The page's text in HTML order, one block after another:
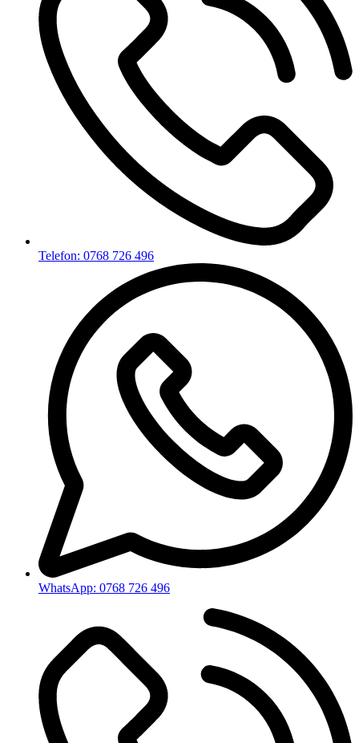
Telefon: 0768 726 496
WhatsApp: 0768 726 496